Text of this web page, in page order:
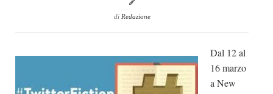
di Redazione
Dal 12 al
16 marzo
a New